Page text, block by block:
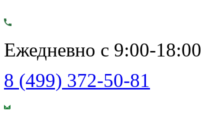
Ежедневно с 9:00-18:00
8 (499) 372-50-81